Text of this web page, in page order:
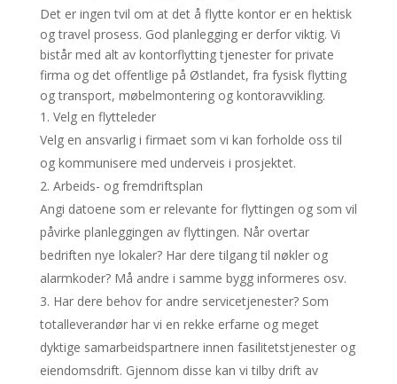
Det er ingen tvil om at det å flytte kontor er en hektisk
og travel prosess. God planlegging er derfor viktig. Vi
bistår med alt av kontorflytting tjenester for private
firma og det offentlige på Østlandet, fra fysisk flytting
og transport, møbelmontering og kontoravvikling.
Velg en flytteleder
Velg en ansvarlig i firmaet som vi kan forholde oss til
og kommunisere med underveis i prosjektet.
Arbeids- og fremdriftsplan
Angi datoene som er relevante for flyttingen og som vil
påvirke planleggingen av flyttingen. Når overtar
bedriften nye lokaler? Har dere tilgang til nøkler og
alarmkoder? Må andre i samme bygg informeres osv.
Har dere behov for andre servicetjenester? Som
totalleverandør har vi en rekke erfarne og meget
dyktige samarbeidspartnere innen fasilitetstjenester og
eiendomsdrift. Gjennom disse kan vi tilby drift av